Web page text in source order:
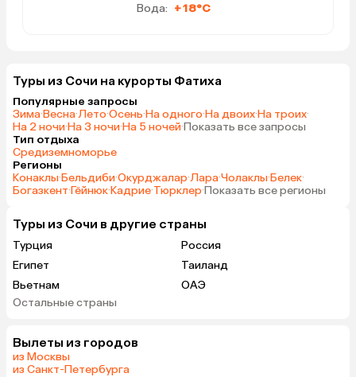
Вода: +18°C
Туры из Сочи на курорты Фатиха
Популярные запросы
Зима·Весна·Лето·Осень·На одного·На двоих·На троих·
На 2 ночи·На 3 ночи·На 5 ночей·Показать все запросы
Тип отдыха
Средиземноморье
Регионы
Конаклы·Бельдиби·Окурджалар·Лара·Чолаклы·Белек·
Богазкент·Гёйнюк·Кадрие·Тюрклер·Показать все регионы
Туры из Сочи в другие страны
Турция
Россия
Египет
Таиланд
Вьетнам
ОАЭ
Армения
Гонконг
Остальные страны
Вылеты из городов
из Москвы
из Санкт-Петербурга